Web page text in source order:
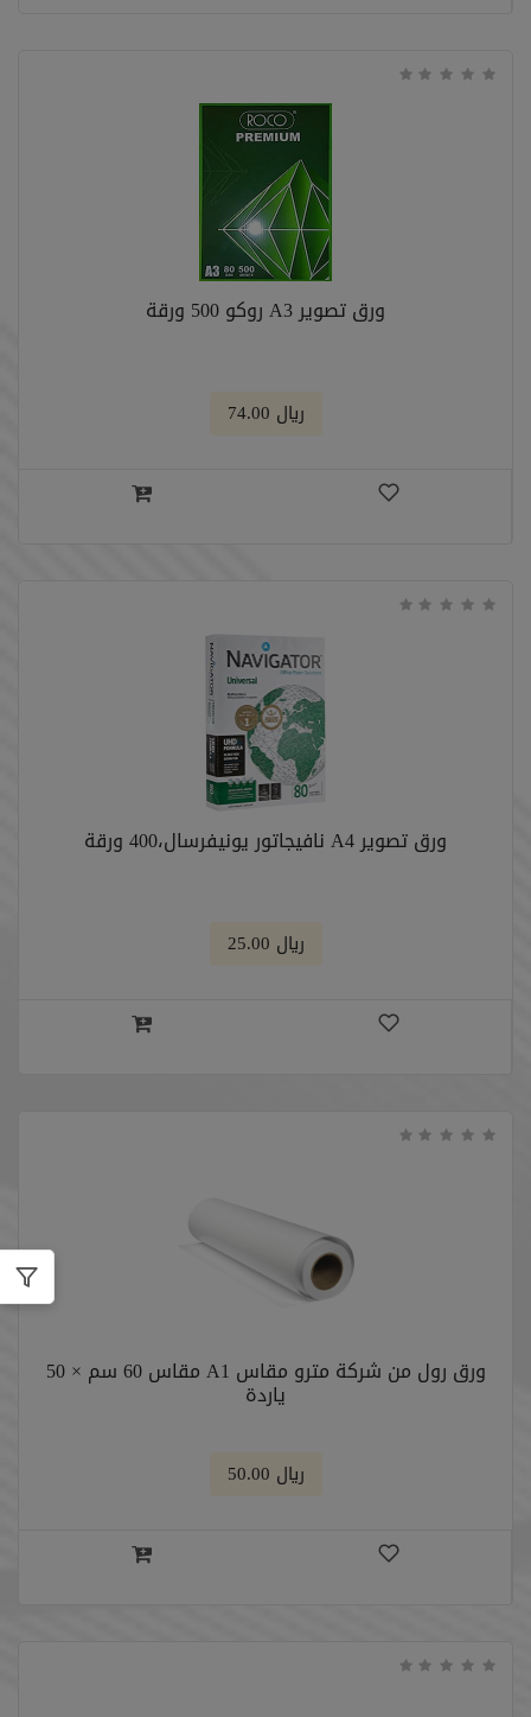
ورق تصوير A3 روكو 500 ورقة
﷼ 74.00
ورق تصوير A4 نافيجاتور يونيفرسال،400 ورقة
﷼ 25.00
ورق رول من شركة مترو مقاس A1 مقاس 60 سم × 50
ياردة
﷼ 50.00